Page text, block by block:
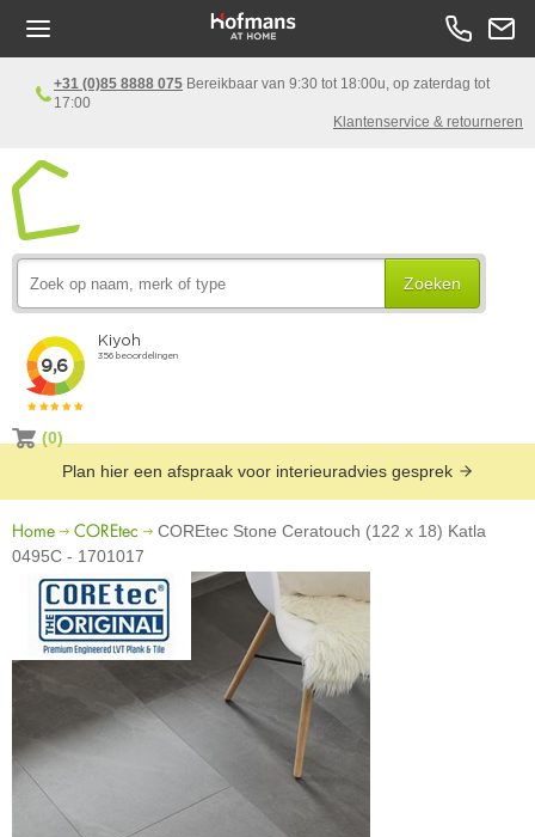
+31 (0)85 8888 075 Bereikbaar van 9:30 tot 18:00u, op zaterdag tot
17:00
Klantenservice & retourneren
Zoeken
(0)
Plan hier een afspraak voor interieuradvies gesprek
Home COREtec
COREtec Stone Ceratouch (122 x 18) Katla
0495C - 1701017